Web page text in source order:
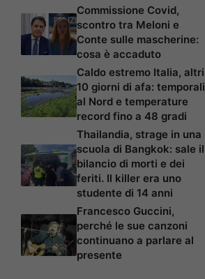
Commissione Covid,
scontro tra Meloni e
Conte sulle mascherine:
cosa è accaduto
Caldo estremo Italia, altri
10 giorni di afa: temporali
al Nord e temperature
record fino a 48 gradi
Thailandia, strage in una
scuola di Bangkok: sale il
bilancio di morti e dei
feriti. Il killer era uno
studente di 14 anni
Francesco Guccini,
perché le sue canzoni
continuano a parlare al
presente